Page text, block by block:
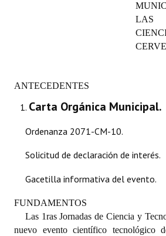
Carta Orgánica 2007
Reglamento Interno
Informes de Gestión
LAS
ANTECEDENTES
Carta Orgánica Municipal.
Ordenanza 2071-CM-10.
Solicitud de declaración de interés.
Gacetilla informativa del evento.
FUNDAMENTOS
Las 1ras Jornadas de Ciencia y
nuevo evento científico tecnológico